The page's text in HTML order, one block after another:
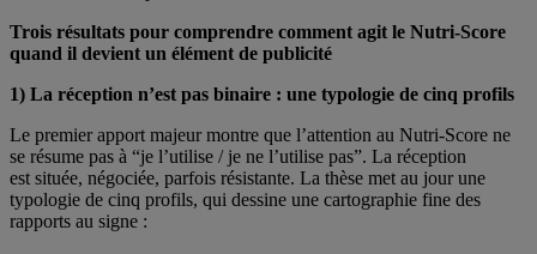
Trois résultats pour comprendre comment agit le Nutri-Score
quand il devient un élément de publicité
1) La réception n’est pas binaire : une typologie de cinq profils
Le premier apport majeur montre que l’attention au Nutri-Score ne
se résume pas à “je l’utilise / je ne l’utilise pas”. La réception
est située, négociée, parfois résistante. La thèse met au jour une
typologie de cinq profils, qui dessine une cartographie fine des
rapports au signe :